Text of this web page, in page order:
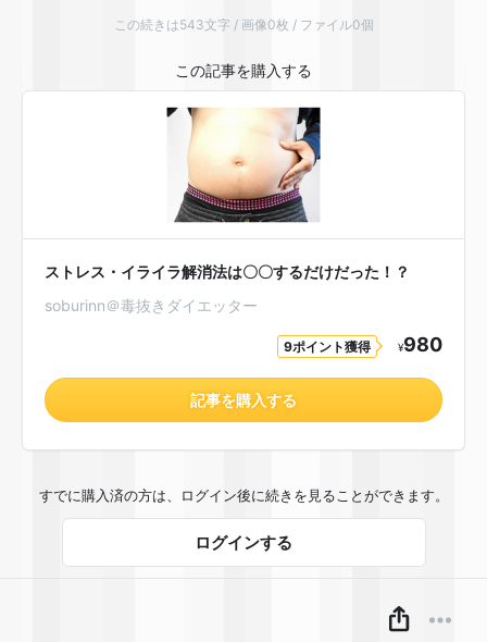
この続きは543文字 / 画像0枚 / ファイル0個
ストレス・イライラ解消法は〇〇するだけだった！？
soburinn＠毒抜きダイエッター
9ポイント獲得 ¥980
記事を購入する
すでに購入済の方は、ログイン後に続きを見ることができます。
ログインする